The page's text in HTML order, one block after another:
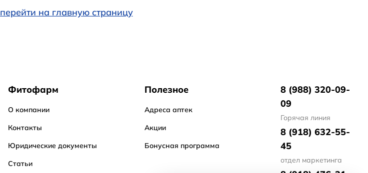
перейти на главную страницу
Фитофарм
О компании
Контакты
Юридические документы
Статьи
Полезное
Адреса аптек
Акции
Бонусная программа
8 (988) 320-09-
09
Горячая линия
8 (918) 632-55-
45
отдел маркетинга